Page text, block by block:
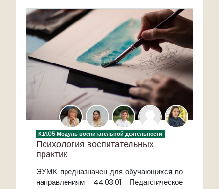
К.М.05 Модуль воспитательной деятельности
Психология воспитательных
практик
ЭУМК предназначен для обучающихся по
направлениям 44.03.01 Педагогическое